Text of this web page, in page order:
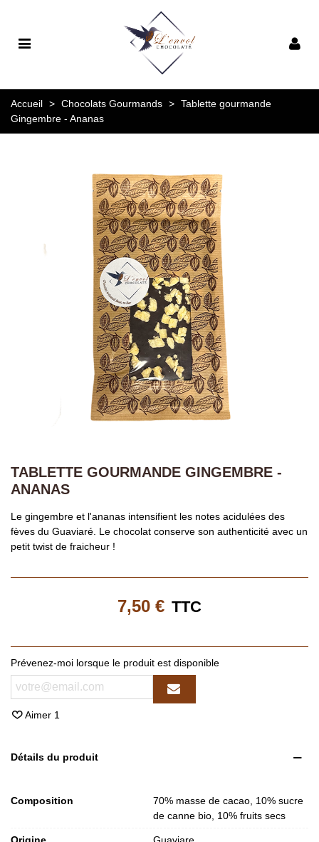
Accueil > Chocolats Gourmands > Tablette gourmande
Gingembre - Ananas
TABLETTE GOURMANDE GINGEMBRE -
ANANAS
Le gingembre et l'ananas intensifient les notes acidulées des
fèves du Guaviaré. Le chocolat conserve son authenticité avec un
petit twist de fraicheur !
7,50 € TTC
Prévenez-moi lorsque le produit est disponible
Aimer 1
Détails du produit
Composition
70% masse de cacao, 10% sucre
de canne bio, 10% fruits secs